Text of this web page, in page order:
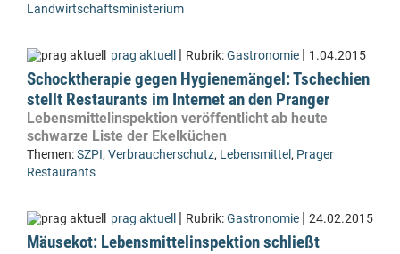
Landwirtschaftsministerium
prag aktuell | Rubrik:Gastronomie | 1.04.2015
Schocktherapie gegen Hygienemängel: Tschechien
stellt Restaurants im Internet an den Pranger
Lebensmittelinspektion veröffentlicht ab heute
schwarze Liste der Ekelküchen
Themen:SZPI, Verbraucherschutz, Lebensmittel, Prager
Restaurants
prag aktuell | Rubrik:Gastronomie | 24.02.2015
Mäusekot: Lebensmittelinspektion schließt